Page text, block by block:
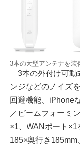
3本の大型アンテナを装
3本の外付け可動
ンジなどのノイズ
回避機能、iPhone
／ビームフォーミ
×1、WANポート×1
185×奥行き185mm